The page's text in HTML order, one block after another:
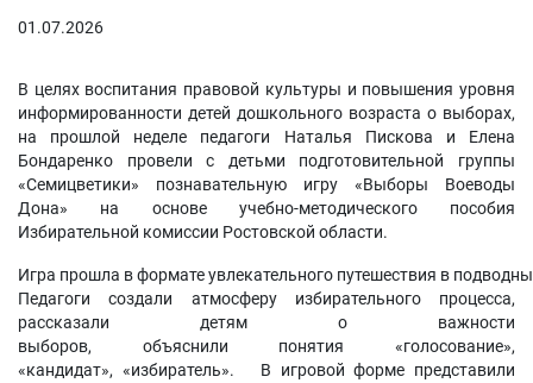
01.07.2026
В целях воспитания правовой культуры и повышения уровня
информированности детей дошкольного возраста о выборах,
на прошлой неделе педагоги Наталья Пискова и Елена
Бондаренко провели с детьми подготовительной группы
«Семицветики» познавательную игру «Выборы Воеводы
Дона» на основе учебно-методического пособия
Избирательной комиссии Ростовской области.
Игра прошла в формате увлекательного путешествия в
Педагоги создали атмосферу избирательного процесса,
рассказали детям о важности
выборов, объяснили понятия «голосование»,
«кандидат», «избиратель». В игровой форме представили